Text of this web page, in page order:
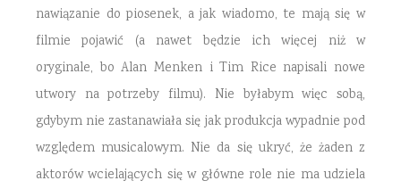
nawiązanie do piosenek, a jak wiadomo, te mają się w
filmie pojawić (a nawet będzie ich więcej niż w
oryginale, bo Alan Menken i Tim Rice napisali nowe
utwory na potrzeby filmu). Nie byłabym więc sobą,
gdybym nie zastanawiała się jak produkcja wypadnie pod
względem musicalowym. Nie da się ukryć, że żaden z
aktorów wcielających się w główne role nie ma udziela